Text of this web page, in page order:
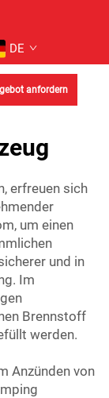
DE
anfordern
erfreuen sich
um einen
und in
Im
Brennstoff
werden.
Anzünden von